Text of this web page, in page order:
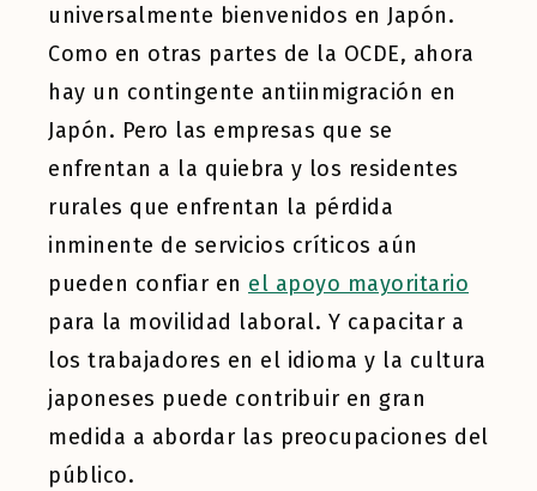
universalmente bienvenidos en Japón.
Como en otras partes de la OCDE, ahora
hay un contingente antiinmigración en
Japón. Pero las empresas que se
enfrentan a la quiebra y los residentes
rurales que enfrentan la pérdida
inminente de servicios críticos aún
pueden confiar en el apoyo mayoritario
para la movilidad laboral. Y capacitar a
los trabajadores en el idioma y la cultura
japoneses puede contribuir en gran
medida a abordar las preocupaciones del
público.